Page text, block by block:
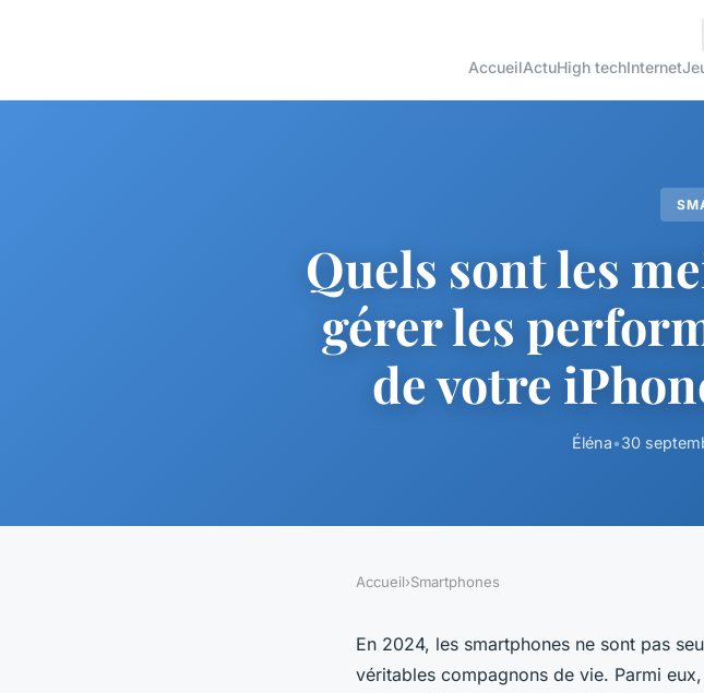
AccueilActuHigh techInternet
Quels sont les
gérer les
de votre
Éléna•30
Accueil›Smartphones
En 2024, les smartphones ne sont pas
véritables compagnons de vie. Parmi eux,